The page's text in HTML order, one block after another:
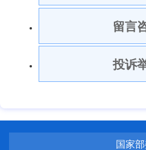
留言
投诉
国家